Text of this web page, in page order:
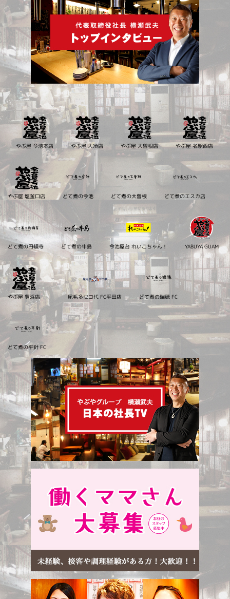
やぶ屋 今池本店 やぶ屋 大須店 やぶ屋 大曽根店 やぶ屋 名駅西店
やぶ屋 塩釜口店 どて煮の今池 どて煮の大曽根 どて煮のエスカ店
どて煮の円頓寺 どて煮の牛島 今池屋台 れいこちゃん！ YABUYA GUAM
やぶ屋 豊浜店 尾毛多セコ代 FC平田店 どて煮の瑞穂 FC
どて煮の平針 FC